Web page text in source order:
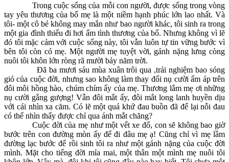
Trong cuộc sống của mỗi con người, được sống trong vòng
tay yêu thương của bố mẹ là một niềm hạnh phúc lớn lao nhất. Và
tôi- một cô bé không may mắn như bao người khác, tôi sinh ra trong
một gia đình thiếu đi hơi ấm tình thương của bố. Nhưng không vì lẽ
đó tôi mặc cảm với cuộc sống này, tôi vẫn luôn tự tin vững bước vì
bên tôi còn có mẹ. Một người mẹ tuyệt vời, gánh nặng lưng còng
nuôi tôi khôn lớn ròng rã mười bảy năm trời.
Đã ba mươi sáu mùa xuân trôi qua ,trải nghiệm bao sóng
gió của cuộc đời, nhưng sao không làm thay đổi nụ cười ấm áp trên
đôi môi hồng hào, chúm chím ấy của mẹ. Thương lắm mẹ ơi những
nụ cười gắng gượng! Vẫn đôi mắt ấy, đôi mắt long lanh huyền dịu
với cái nhìn xa căm. Có lẽ một quá khứ đau buồn đã để lại nỗi đau
có thể nhìn thấy được chỉ qua ánh mắt chăng?
Cuộc đời của mẹ như một vết xe đổ, con sẽ không bao giờ
bước trên con đường mòn ấy để đi đâu mẹ ạ! Cũng chỉ vì mẹ lầm
đường lạc bước để rồi sinh tôi ra như một gánh nặng của cuộc đời
mình. Mặt cho tiếng đời mỉa mai, một thân một mình mẹ nuôi tôi